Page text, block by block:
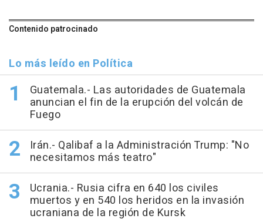
Contenido patrocinado
Lo más leído en Política
Guatemala.- Las autoridades de Guatemala
anuncian el fin de la erupción del volcán de
Fuego
Irán.- Qalibaf a la Administración Trump: "No
necesitamos más teatro"
Ucrania.- Rusia cifra en 640 los civiles
muertos y en 540 los heridos en la invasión
ucraniana de la región de Kursk